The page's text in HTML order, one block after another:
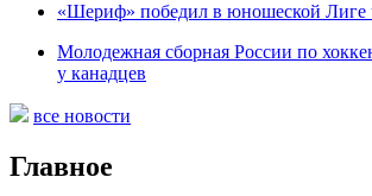
«Шериф» победил в юношеской Лиге
Молодежная сборная России по
у канадцев
все новости
Главное